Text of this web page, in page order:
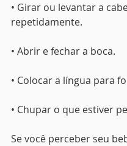
• Girar ou levantar a
repetidamente.
• Abrir e fechar a boca.
• Colocar a língua para
• Chupar o que estiver
Se você perceber seu